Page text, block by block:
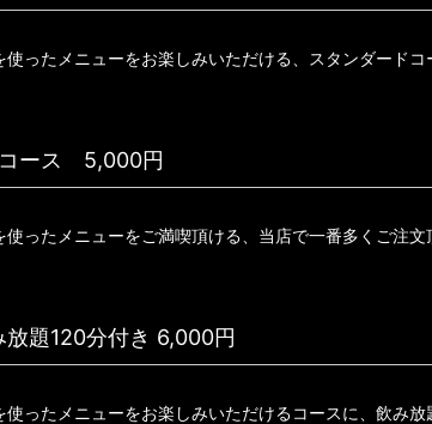
ったメニューをお楽しみいただける、スタンダードコ
ース 5,000円
ったメニューをご満喫頂ける、当店で一番多くご注文
題120分付き 6,000円
ったメニューをお楽しみいただけるコースに、飲み放